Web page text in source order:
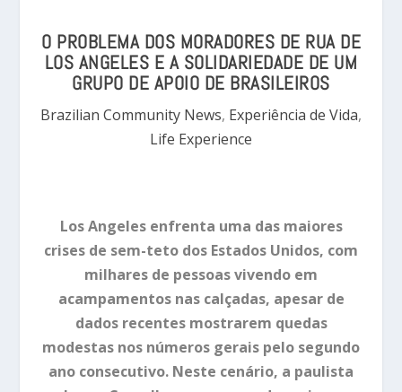
O PROBLEMA DOS MORADORES DE RUA DE
LOS ANGELES E A SOLIDARIEDADE DE UM
GRUPO DE APOIO DE BRASILEIROS
Brazilian Community News, Experiência de Vida,
Life Experience
Los Angeles enfrenta uma das maiores
crises de sem-teto dos Estados Unidos, com
milhares de pessoas vivendo em
acampamentos nas calçadas, apesar de
dados recentes mostrarem quedas
modestas nos números gerais pelo segundo
ano consecutivo. Neste cenário, a paulista